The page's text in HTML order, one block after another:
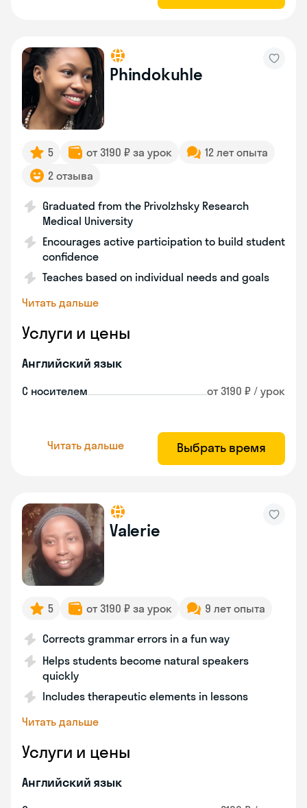
Phindokuhle
5 от 3190 ₽ за урок
12 лет опыта
2 отзыва
Graduated from the Privolzhsky Research
Medical University
Encourages active participation to build student
confidence
Teaches based on individual needs and goals
Читать дальше
Услуги и цены
Английский язык
С носителем от 3190 ₽ / урок
Читать дальше Выбрать время
Valerie
5 от 3190 ₽ за урок 9 лет опыта
Corrects grammar errors in a fun way
Helps students become natural speakers
quickly
Includes therapeutic elements in lessons
Читать дальше
Услуги и цены
Английский язык